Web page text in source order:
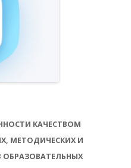
КАЧЕСТВОМ
МЕТОДИЧЕСКИХ И
ОБРАЗОВАТЕЛЬНЫХ